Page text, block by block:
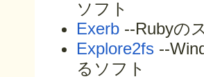
ソフト
Exerb --Rubyの
Explore2fs --
るソフト